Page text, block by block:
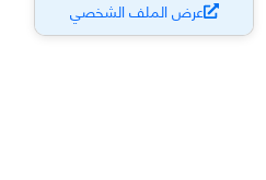
عرض الملف الشخصي